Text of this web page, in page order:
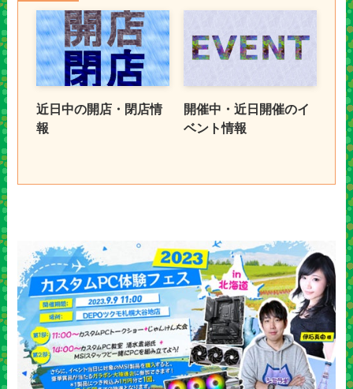
近日中の開店・閉店情
報
開催中・近日開催のイ
ベント情報